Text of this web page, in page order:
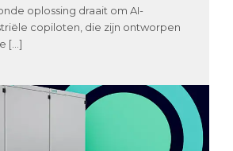
oplossing draait om AI-
copiloten, die zijn ontworpen
[…]